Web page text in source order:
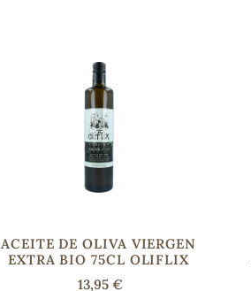
ACEITE DE OLIVA VIERGEN
EXTRA BIO 75CL OLIFLIX
13,95 €